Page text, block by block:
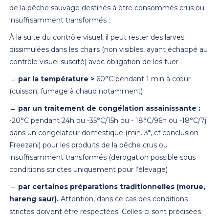
de la pêche sauvage destinés à être consommés crus ou
insuffisamment transformés :
À la suite du contrôle visuel, il peut rester des larves
dissimulées dans les chairs (non visibles, ayant échappé au
contrôle visuel suscité) avec obligation de les tuer :
→ par la température > 60°C pendant 1 min à cœur
(cuisson, fumage à chaud notamment)
→ par un traitement de congélation assainissante :
-20°C pendant 24h ou -35°C/15h ou - 18°C/96h ou -18°C/7j
dans un congélateur domestique (min. 3*, cf conclusion
Freezani) pour les produits de la pêche crus ou
insuffisamment transformés (dérogation possible sous
conditions strictes uniquement pour l’élevage)
→ par certaines préparations traditionnelles (morue,
hareng saur). Attention, dans ce cas des conditions
strictes doivent être respectées. Celles-ci sont précisées